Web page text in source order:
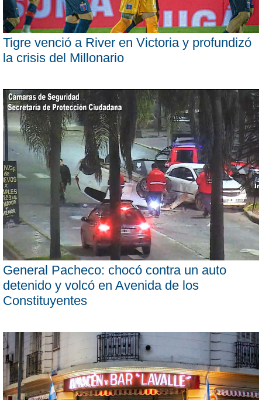
Tigre venció a River en Victoria y profundizó
la crisis del Millonario
General Pacheco: chocó contra un auto
detenido y volcó en Avenida de los
Constituyentes